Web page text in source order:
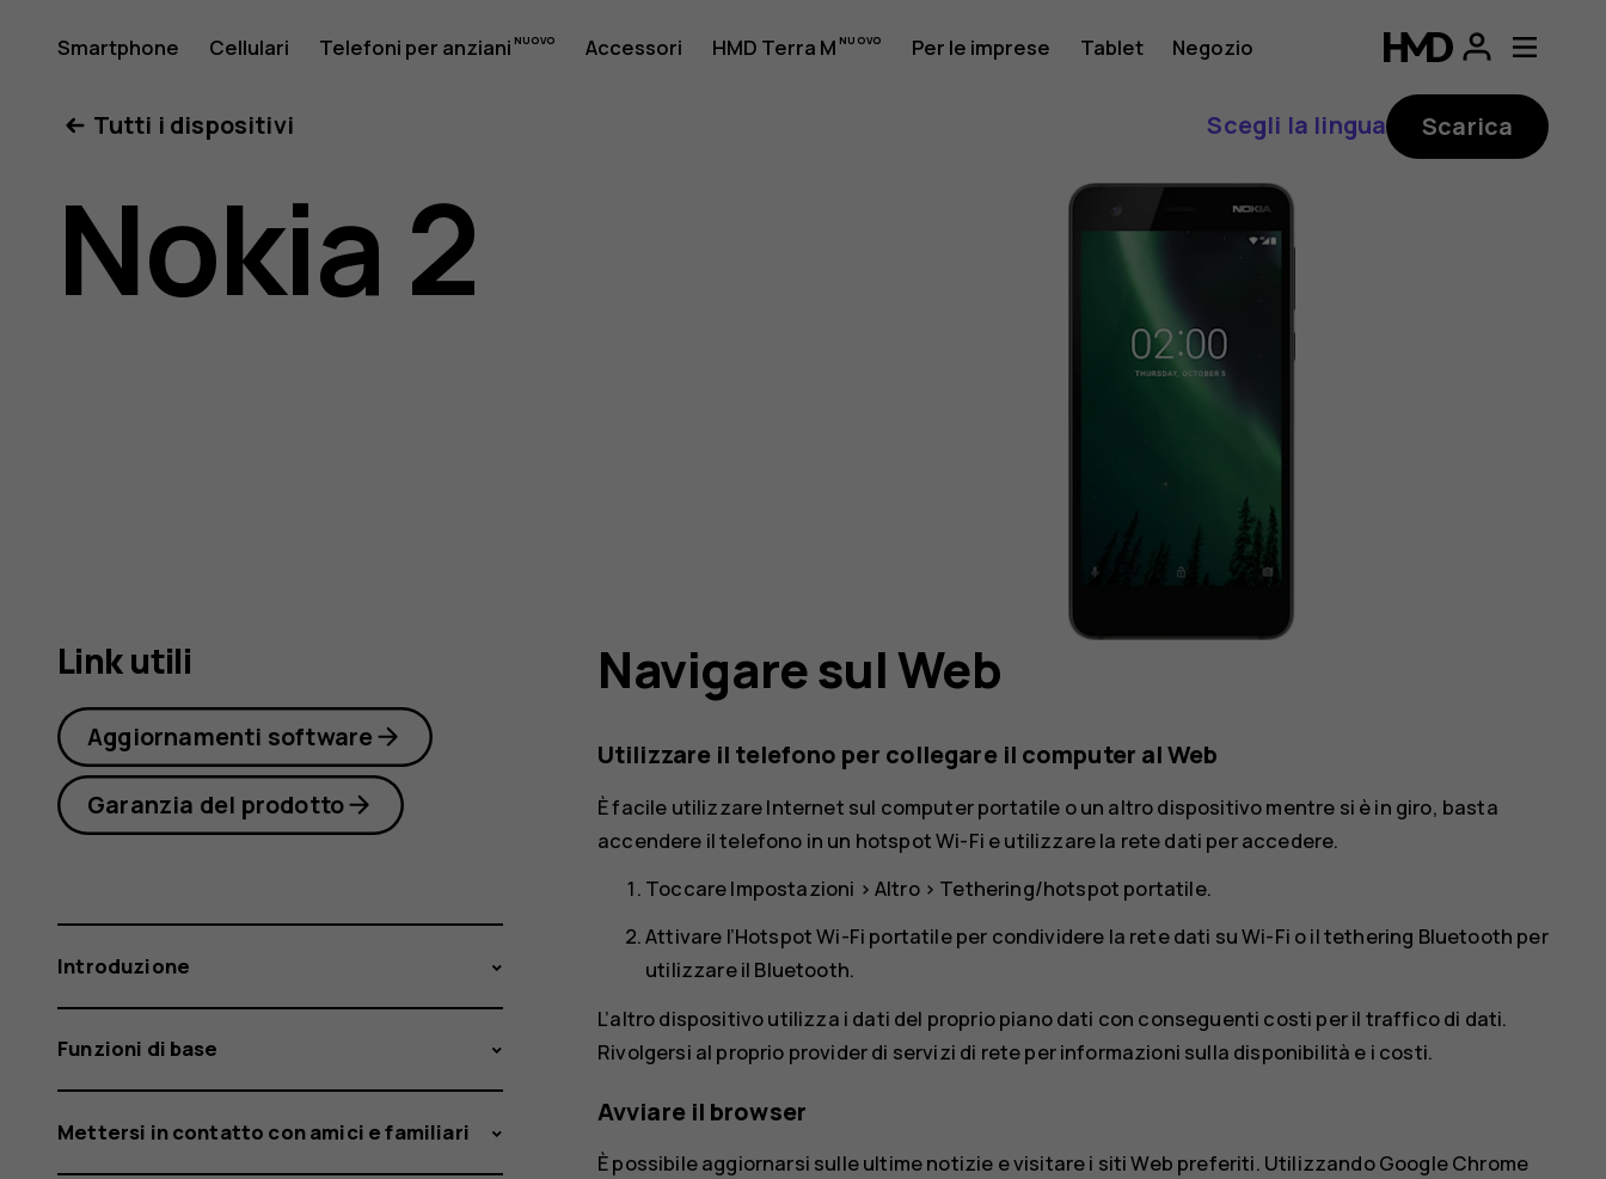
Manuale
d'uso
del
Smartphone Cellulari Telefoni per anziani Accessori HMD Terra M Per le imprese Tablet Negozio
Tutti i dispositivi
Scegli la lingua Scarica
Nokia 2
Navigare sul Web
Utilizzare il telefono per collegare il computer al Web
È facile utilizzare Internet sul computer portatile o un altro dispositivo mentre si è in giro, basta
accendere il telefono in un hotspot Wi-Fi e utilizzare la rete dati per accedere.
ToccareImpostazioni > Altro> Tethering/hotspot portatile.
Attivare l’Hotspot Wi-Fi portatileper condividere la rete dati su Wi-Fi o il tethering Bluetooth per
utilizzare il Bluetooth.
L’altro dispositivo utilizza i dati del proprio piano dati con conseguenti costi per il traffico di dati.
Rivolgersi al proprio provider di servizi di rete per informazioni sulla disponibilità e i costi.
Avviare il browser
È possibile aggiornarsi sulle ultime notizie e visitare i siti Web preferiti. UtilizzandoGoogle Chrome
Link utili
Aggiornamenti software
Garanzia del prodotto
Introduzione
Funzioni di base
Mettersi in contatto con amici e familiari